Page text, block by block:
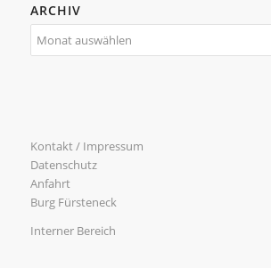
ARCHIV
Kontakt / Impressum
Datenschutz
Anfahrt
Burg Fürsteneck
Interner Bereich